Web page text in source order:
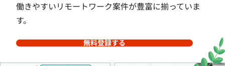
働きやすいリモートワーク案件が豊富に揃っていま
す。
無料登録する